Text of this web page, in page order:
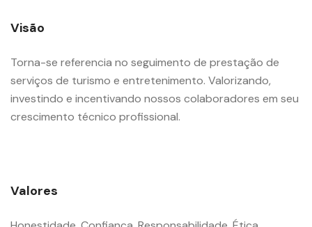
Visão
Torna-se referencia no seguimento de prestação de
serviços de turismo e entretenimento. Valorizando,
investindo e incentivando nossos colaboradores em seu
crescimento técnico profissional.
Valores